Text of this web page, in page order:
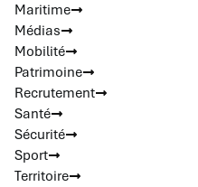
Maritime
Médias
Mobilité
Patrimoine
Recrutement
Santé
Sécurité
Sport
Territoire